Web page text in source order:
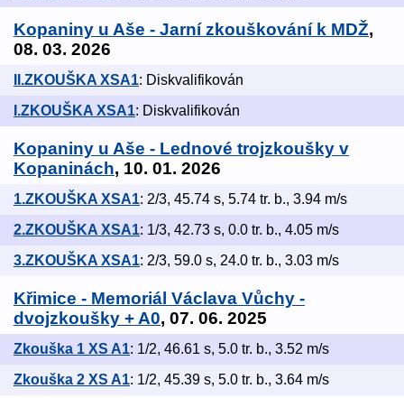
Kopaniny u Aše - Jarní zkouškování k MDŽ,
08. 03. 2026
II.ZKOUŠKA XSA1: Diskvalifikován
I.ZKOUŠKA XSA1: Diskvalifikován
Kopaniny u Aše - Lednové trojzkoušky v
Kopaninách, 10. 01. 2026
1.ZKOUŠKA XSA1: 2/3, 45.74 s, 5.74 tr. b., 3.94 m/s
2.ZKOUŠKA XSA1: 1/3, 42.73 s, 0.0 tr. b., 4.05 m/s
3.ZKOUŠKA XSA1: 2/3, 59.0 s, 24.0 tr. b., 3.03 m/s
Křimice - Memoriál Václava Vůchy -
dvojzkoušky + A0, 07. 06. 2025
Zkouška 1 XS A1: 1/2, 46.61 s, 5.0 tr. b., 3.52 m/s
Zkouška 2 XS A1: 1/2, 45.39 s, 5.0 tr. b., 3.64 m/s